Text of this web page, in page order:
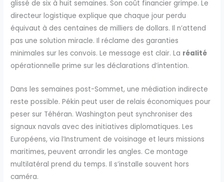
glissé de six à huit semaines. Son coût financier grimpe. Le
directeur logistique explique que chaque jour perdu
équivaut à des centaines de milliers de dollars. Il n’attend
pas une solution miracle. Il réclame des garanties
minimales sur les convois. Le message est clair. La réalité
opérationnelle prime sur les déclarations d’intention.
Dans les semaines post-Sommet, une médiation indirecte
reste possible. Pékin peut user de relais économiques pour
peser sur Téhéran. Washington peut synchroniser des
signaux navals avec des initiatives diplomatiques. Les
Européens, via l’Instrument de voisinage et leurs missions
maritimes, peuvent arrondir les angles. Ce montage
multilatéral prend du temps. Il s’installe souvent hors
caméra.